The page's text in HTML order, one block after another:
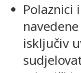
Polaznici
isključiv